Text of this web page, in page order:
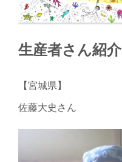
生産者さん紹介
【宮城県】
佐藤大史さん